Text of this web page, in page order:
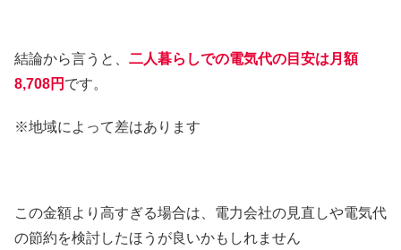
結論から言うと、 二人暮らしでの電気代の目安は月額
8,708円 です。
※地域によって差はあります
この金額より高すぎる場合は、電力会社の見直しや電気代
の節約を検討したほうが良いかもしれません